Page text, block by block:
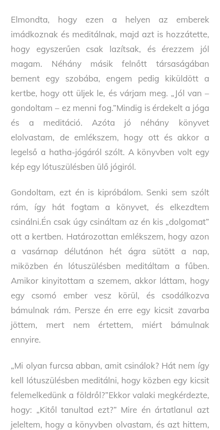
Elmondta, hogy ezen a helyen az emberek
imádkoznak és meditálnak, majd azt is hozzátette,
hogy egyszerűen csak lazítsak, és érezzem jól
magam. Néhány másik felnőtt társaságában
bement egy szobába, engem pedig kiküldött a
kertbe, hogy ott üljek le, és várjam meg. „Jól van –
gondoltam – ez menni fog.”Mindig is érdekelt a jóga
és a meditáció. Azóta jó néhány könyvet
elolvastam, de emlékszem, hogy ott és akkor a
legelső a hatha-jógáról szólt. A könyvben volt egy
kép egy lótuszülésben ülő jógiról.
Gondoltam, ezt én is kipróbálom. Senki sem szólt
rám, így hát fogtam a könyvet, és elkezdtem
csinálni.Én csak úgy csináltam az én kis „dolgomat”
ott a kertben. Határozottan emlékszem, hogy azon
a vasárnap délutánon hét ágra sütött a nap,
miközben én lótuszülésben meditáltam a fűben.
Amikor kinyitottam a szemem, akkor láttam, hogy
egy csomó ember vesz körül, és csodálkozva
bámulnak rám. Persze én erre egy kicsit zavarba
jöttem, mert nem értettem, miért bámulnak
ennyire.
„Mi olyan furcsa abban, amit csinálok? Hát nem így
kell lótuszülésben meditálni, hogy közben egy kicsit
felemelkedünk a földről?”Ekkor valaki megkérdezte,
hogy: „Kitől tanultad ezt?” Mire én ártatlanul azt
jeleltem, hogy a könyvben olvastam, és azt hittem,